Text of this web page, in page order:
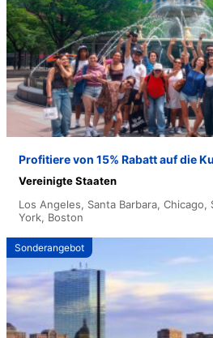
Profitiere von 15% Rabatt auf die
Vereinigte Staaten
Los Angeles, Santa Barbara, Chicago,
York, Boston
Sonderangebot